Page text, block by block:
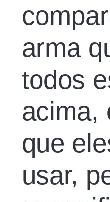
arma
todos
acima,
que
usar,